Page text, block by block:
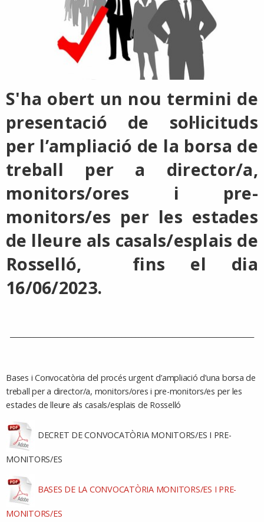
S'ha obert un nou termini de
presentació de sol·licituds
per l’ampliació de la borsa de
treball per a director/a,
monitors/ores i pre-
monitors/es per les estades
de lleure als casals/esplais de
Rosselló, fins el dia
16/06/2023.
Bases i Convocatòria del procés urgent d’ampliació d’una borsa de
treball per a director/a, monitors/ores i pre-monitors/es per les
estades de lleure als casals/esplais de Rosselló
DECRET DE CONVOCATÒRIA MONITORS/ES I PRE-
MONITORS/ES
BASES DE LA CONVOCATÒRIA MONITORS/ES I PRE-
MONITORS/ES